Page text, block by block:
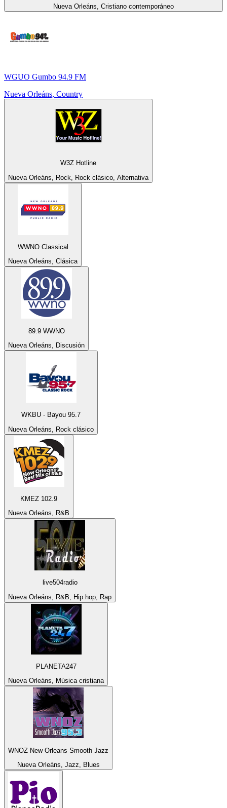
Nueva Orleáns, Cristiano contemporáneo
WGUO Gumbo 94.9 FM
Nueva Orleáns, Country
W3Z Hotline
Nueva Orleáns, Rock, Rock clásico, Alternativa
WWNO Classical
Nueva Orleáns, Clásica
89.9 WWNO
Nueva Orleáns, Discusión
WKBU - Bayou 95.7
Nueva Orleáns, Rock clásico
KMEZ 102.9
Nueva Orleáns, R&B
live504radio
Nueva Orleáns, R&B, Hip hop, Rap
PLANETA247
Nueva Orleáns, Música cristiana
WNOZ New Orleans Smooth Jazz
Nueva Orleáns, Jazz, Blues